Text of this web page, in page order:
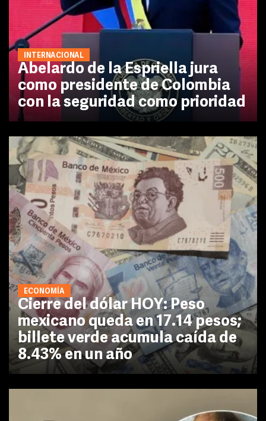
INTERNACIONAL
Abelardo de la Espriella jura
como presidente de Colombia
con la seguridad como prioridad
ECONOMÍA
Cierre del dólar HOY: Peso
mexicano queda en 17.14 pesos;
billete verde acumula caída de
8.43% en un año